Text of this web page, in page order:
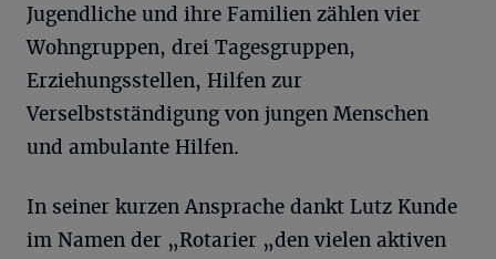
Jugendliche und ihre Familien zählen vier
Wohngruppen, drei Tagesgruppen,
Erziehungsstellen, Hilfen zur
Verselbstständigung von jungen Menschen
und ambulante Hilfen.
In seiner kurzen Ansprache dankt Lutz Kunde
im Namen der „Rotarier „den vielen aktiven